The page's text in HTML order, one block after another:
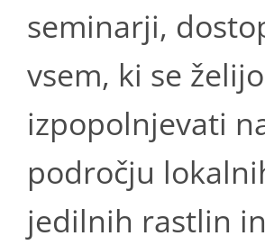
seminarji,
vsem, ki se želijo
izpopolnjevati
področju
jedilnih rastlin in